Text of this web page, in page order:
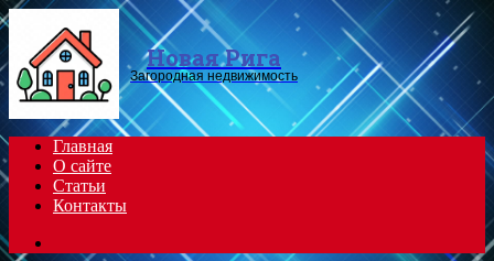
Menu
Новая Рига
Загородная недвижимость
Главная
О сайте
Статьи
Контакты